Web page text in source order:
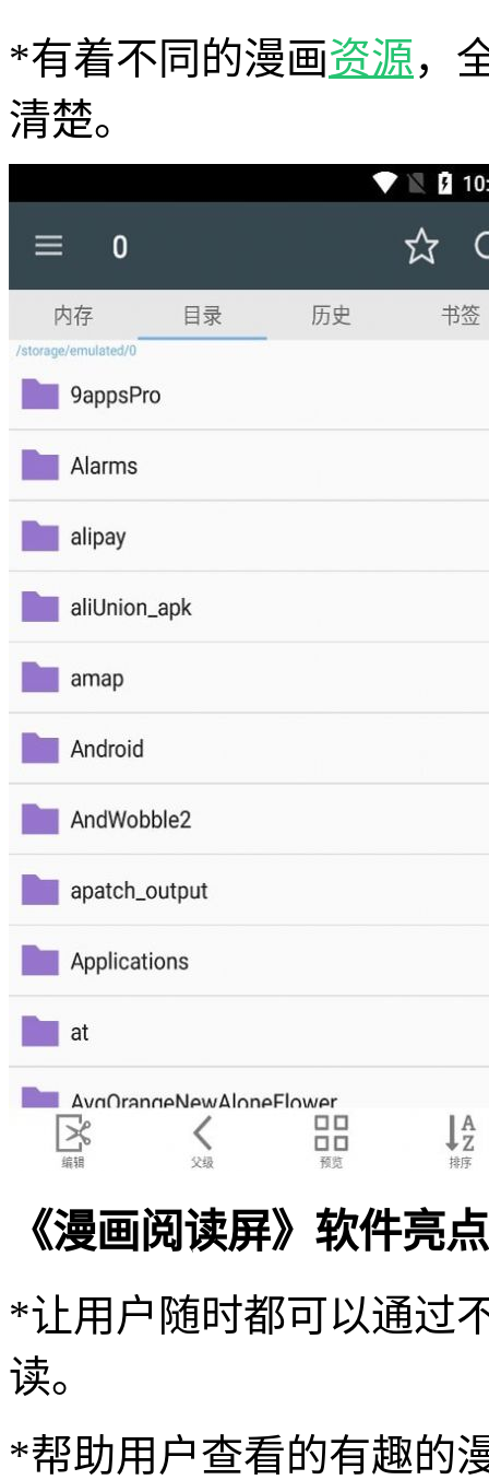
*有着不同的漫画资源，
清楚。
《漫画阅读屏》软件亮
*让用户随时都可以通过
读。
*帮助用户查看的有趣的